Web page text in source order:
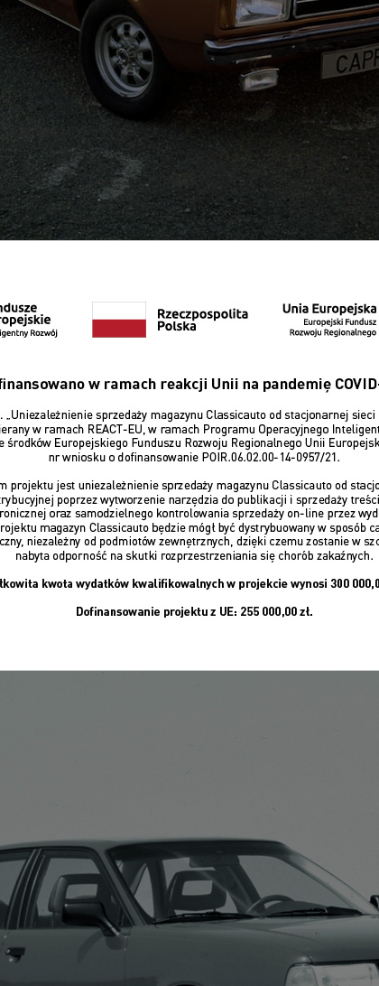
w kwestii rejestracji samochodu na żółte
zależności od województwa, mówi się już nawet o
warunek ma prawo ubiegać się o status klasyka.
klasykami nazywano głównie samochody
„klasykami” a „plastikami”. Auta z lat 80. były
Dla wielu przez to nie zasługiwały na miano
z lat 90. – mimo że wszystkie przekroczyły już 25
Czy to celowe działanie – by nie dopuścić
Przecież „plastiki” z lat 80. i 90. potrafią być
i one zyskują ten status! Jeśli ktoś uważa